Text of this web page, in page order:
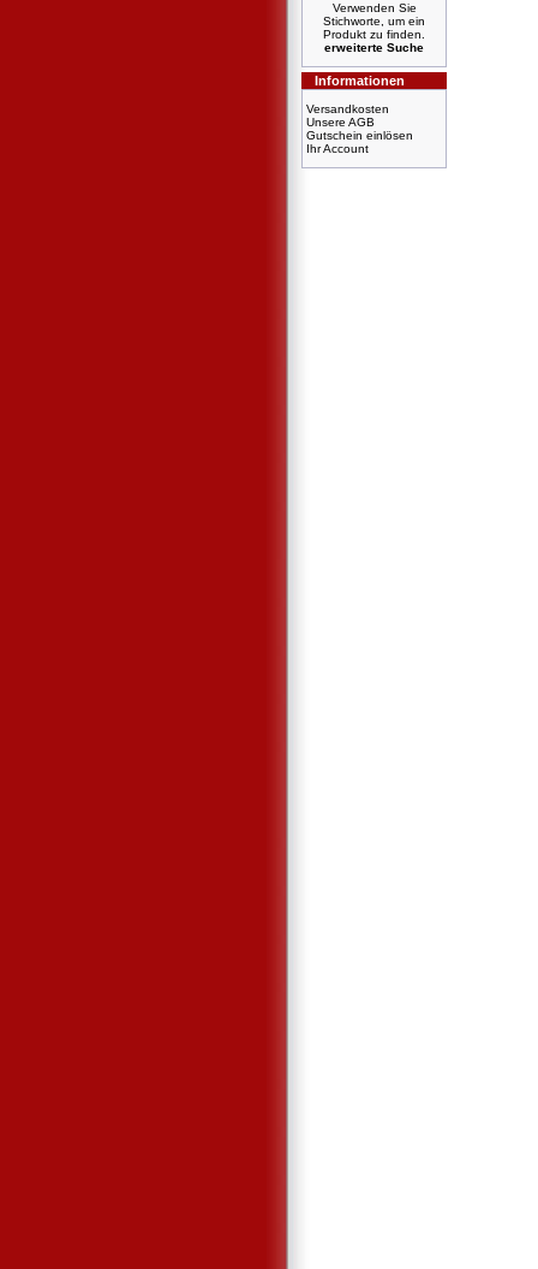
Verwenden Sie
Stichworte, um ein
Produkt zu finden.
erweiterte Suche
Informationen
Versandkosten
Unsere AGB
Gutschein einlösen
Ihr Account